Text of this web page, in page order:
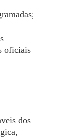
oficiais
dos